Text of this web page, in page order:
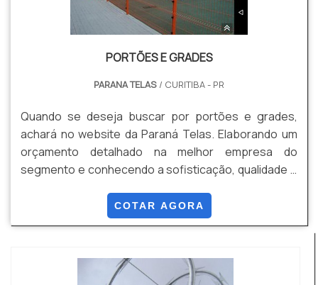
PORTÕES E GRADES
PARANA TELAS / CURITIBA - PR
Quando se deseja buscar por portões e grades,
achará no website da Paraná Telas. Elaborando um
orçamento detalhado na melhor empresa do
segmento e conhecendo a sofisticação, qualidade e
PORTÕES E GRADES Quem quer achar portões e
grades em uma empresa inovadora, chega até a
industrial e gradil revestido em PVC, oferecendo o
que há de melhor n...
COTAR AGORA